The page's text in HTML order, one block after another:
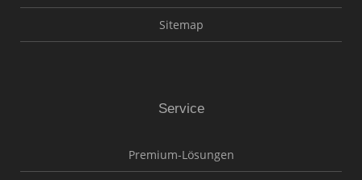
Sitemap
Service
Premium-Lösungen